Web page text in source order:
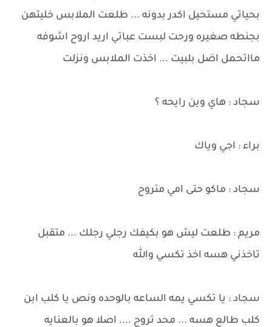
بحياتي مستحيل اكدر بدونه ... طلعت الملابس خليتهن
بجنطه صغيره ورحت لبست عباتي اريد اروح اشوفه
مااتحمل اضل بلبيت ... اخذت الملابس ونزلت
سجاد : هاي وين رايحه ؟
براء : اجي وياك
سجاد : ماكو حتى امي متروح
مريم : طلعت ليش هو بكيفك رجلي رجلك ... متقبل
تاخذني هسه اخذ تكسي والله
سجاد : يا تكسي يمه الساعه بالوحده ونص يا كلب ابن
كلب طالع هسه ... محد تروح .... اصلا هو بالعنايه